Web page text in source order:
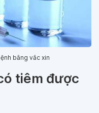
bằng vắc xin
tiêm được